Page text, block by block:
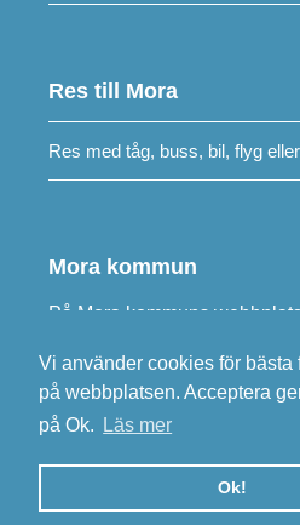
Vi använder cookies för bästa
på webbplatsen. Acceptera
på Ok.
Läs mer
Ok!
Res till Mora
Res med tåg, buss, bil, flyg
Mora kommun
På Mora kommuns webbplats
Besökmorakommun.se